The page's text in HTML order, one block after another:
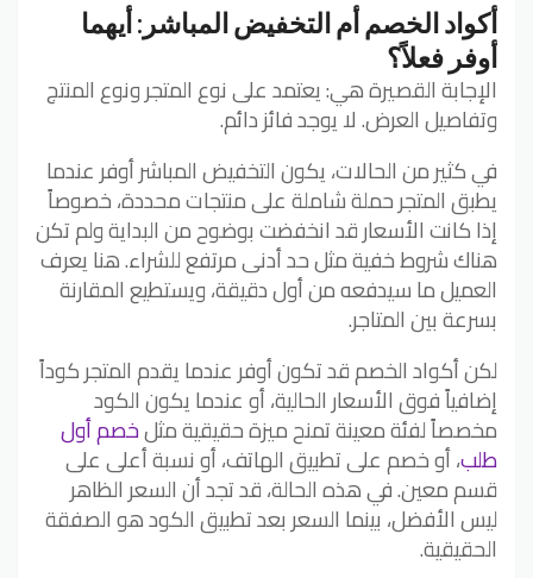
أكواد الخصم أم التخفيض المباشر: أيهما
أوفر فعلاً؟
الإجابة القصيرة هي: يعتمد على نوع المتجر ونوع المنتج
وتفاصيل العرض. لا يوجد فائز دائم.
في كثير من الحالات، يكون التخفيض المباشر أوفر عندما
يطبق المتجر حملة شاملة على منتجات محددة، خصوصاً
إذا كانت الأسعار قد انخفضت بوضوح من البداية ولم تكن
هناك شروط خفية مثل حد أدنى مرتفع للشراء. هنا يعرف
العميل ما سيدفعه من أول دقيقة، ويستطيع المقارنة
بسرعة بين المتاجر.
لكن أكواد الخصم قد تكون أوفر عندما يقدم المتجر كوداً
إضافياً فوق الأسعار الحالية، أو عندما يكون الكود
مخصصاً لفئة معينة تمنح ميزة حقيقية مثلخصم أول
طلب، أو خصم على تطبيق الهاتف، أو نسبة أعلى على
قسم معين. في هذه الحالة، قد تجد أن السعر الظاهر
ليس الأفضل، بينما السعر بعد تطبيق الكود هو الصفقة
الحقيقية.